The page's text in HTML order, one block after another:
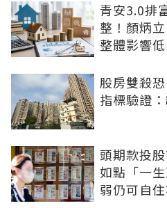
青安3.0排
整！顏炳
整體影響低
股房雙殺
指標驗證
頭期款投
如點「一
弱仍可自